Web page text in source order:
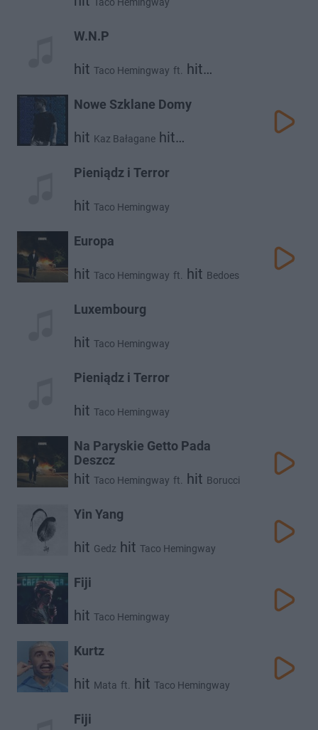
W.N.P
hit Taco Hemingway ft. hit
Nowe Szklane Domy
hit Kaz Bałagane hit
Pieniądz i Terror
hit Taco Hemingway
Europa
hit Taco Hemingway ft. hit Bedoes
Luxembourg
hit Taco Hemingway
Pieniądz i Terror
hit Taco Hemingway
Na Paryskie Getto Pada
Deszcz
hit Taco Hemingway ft. hit Borucci
Yin Yang
hit Gedz hit Taco Hemingway
Fiji
hit Taco Hemingway
Kurtz
hit Mata ft. hit Taco Hemingway
Fiji